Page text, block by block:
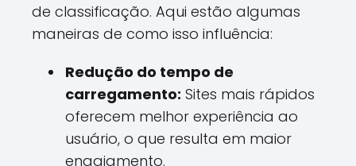
de classificação. Aqui estão algumas
maneiras de como isso influência:
Redução do tempo de
carregamento: Sites mais rápidos
oferecem melhor experiência ao
usuário, o que resulta em maior
engajamento.